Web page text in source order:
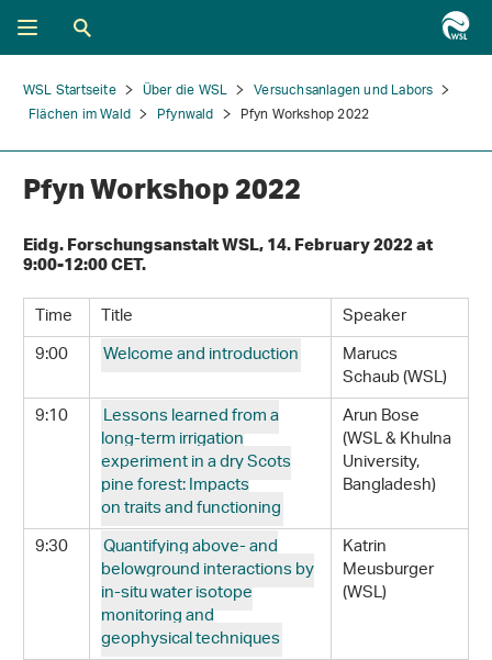
WSL Startseite Über die WSL
Versuchsanlagen und Labors
Flächen im Wald
Pfynwald Pfyn Workshop 2022
Pfyn Workshop 2022
Eidg. Forschungsanstalt WSL, 14. February 2022 at
9:00-12:00 CET.
Time Title
Speaker
9:00
Welcome and introduction Marucs
Schaub (WSL)
9:10
Lessons learned from a
long-term irrigation
experiment in a dry Scots
pine forest: Impacts
on traits and functioning
Arun Bose
(WSL & Khulna
University,
Bangladesh)
9:30
Quantifying above- and
belowground interactions by
in-situ water isotope
monitoring and
geophysical techniques
Katrin
Meusburger
(WSL)